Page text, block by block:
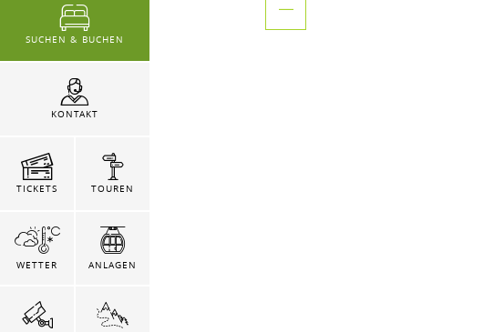
SUCHEN & BUCHEN
KONTAKT
TICKETS TOUREN
WETTER ANLAGEN